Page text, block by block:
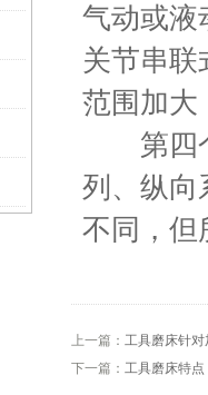
气动或液
关节串
范围加大
第四个
列、纵向
不同，但
上一篇： 工具磨床针
下一篇： 工具磨床特点